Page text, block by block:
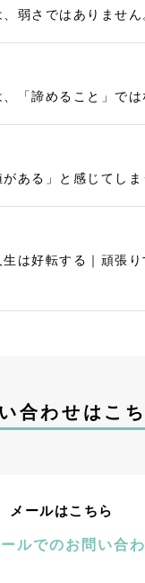
弱さではありません
「諦めること」では
がある」と感じてしま
は好転する｜頑張
合わせはこ
メールはこちら
ールでのお問い合